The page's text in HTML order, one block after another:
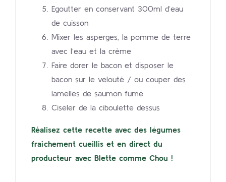
Egoutter en conservant 300ml d’eau
de cuisson
Mixer les asperges, la pomme de terre
avec l’eau et la crème
Faire dorer le bacon et disposer le
bacon sur le velouté / ou couper des
lamelles de saumon fumé
Ciseler de la ciboulette dessus
Réalisez cette recette avec des légumes
fraîchement cueillis et en direct du
producteur avec Blette comme Chou !